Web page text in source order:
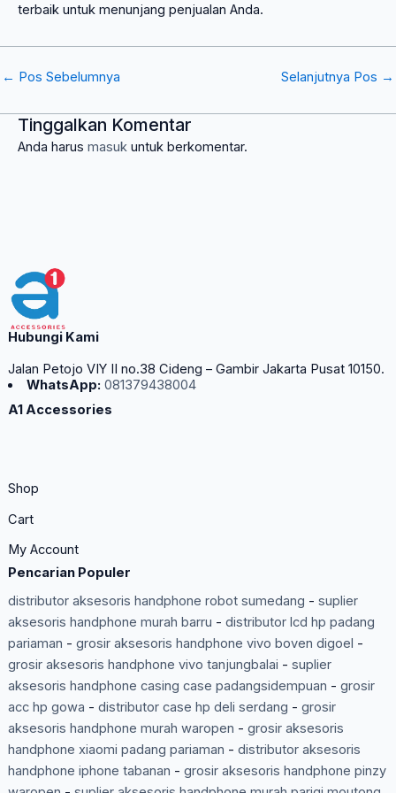
terbaik untuk menunjang penjualan Anda.
← Pos Sebelumnya Selanjutnya Pos →
Tinggalkan Komentar
Anda harus masuk untuk berkomentar.
Hubungi Kami
Jalan Petojo VIY II no.38 Cideng – Gambir Jakarta Pusat 10150.
WhatsApp: 081379438004
A1 Accessories
Shop
Cart
My Account
Pencarian Populer
distributor aksesoris handphone robot sumedang - suplier
aksesoris handphone murah barru - distributor lcd hp padang
pariaman - grosir aksesoris handphone vivo boven digoel -
grosir aksesoris handphone vivo tanjungbalai - suplier
aksesoris handphone casing case padangsidempuan - grosir
acc hp gowa - distributor case hp deli serdang - grosir
aksesoris handphone murah waropen - grosir aksesoris
handphone xiaomi padang pariaman - distributor aksesoris
handphone iphone tabanan - grosir aksesoris handphone pinzy